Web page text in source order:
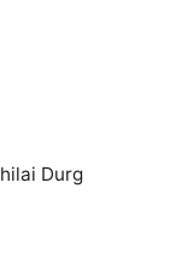
Durg